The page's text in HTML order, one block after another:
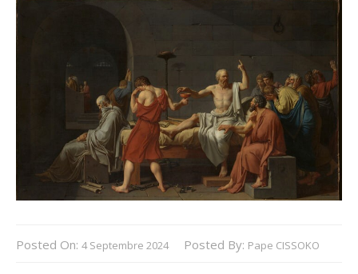
Posted On: 4 Septembre 2024 Posted By: Pape CISSOKO